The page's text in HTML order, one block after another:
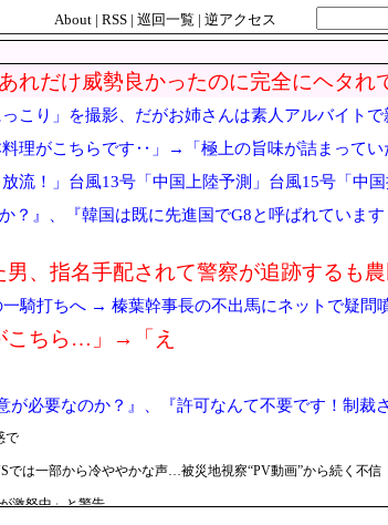
About | RSS | 巡回一覧 | 逆アクセス
れだけ威勢良かったのに完全にヘタ
こり」を撮影、だがお姉さんは素人アルバイト
理がこちらです‥」→「極上の旨味が詰まってい
流！」台風13号「中国上陸予測」台風15号「中
』、『韓国は既に先進国でG8と呼ばれています
、指名手配されて警察が追跡するも
騎打ちへ → 榛葉幹事長の不出馬にネットで疑問
こちら…」→「え
？」＝韓国の反応
必要なのか？』、『許可なんて不要です！制裁
で
では一部から冷ややかな声…被災地視察“PV動画”から続く不信
激怒中」と警告